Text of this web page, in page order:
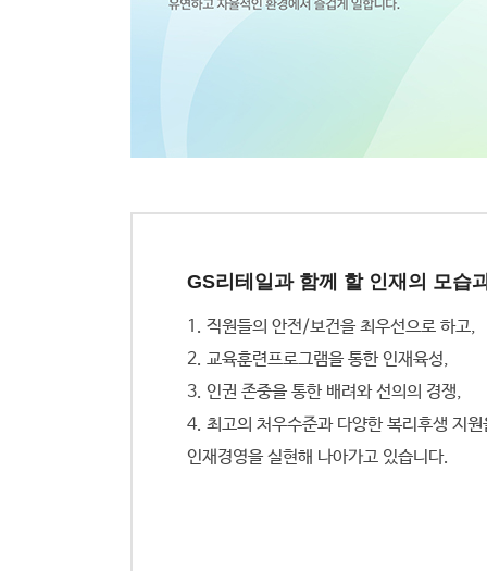
# 고객을 위해, ‘되는 방법’을 먼저 찾습니다.
# 매일의 성장과 변화를 추구합니다.
# 치열하게 논의하고, One Team으로 해냅니다.
# 디지털/AI 툴로 업무 방식을 개선합니다.
GS리테일과 함께 할 인재의 모습
1. 직원들의 안전/보건을 최우선으로 하고,
2. 교육훈련프로그램을 통한 인재육성,
3. 인권 존중을 통한 배려와 선의의 경쟁,
4. 최고의 처우수준과 다양한 복리후생 지
인재경영을 실현해 나아가고 있습니다.